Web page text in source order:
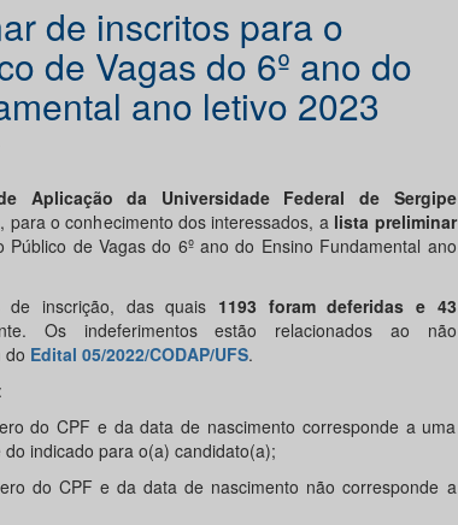
de inscritos para o
de Vagas do 6º ano do
ano letivo 2023
Aplicação da Universidade Federal de Sergipe
para o conhecimento dos interessados, a lista preliminar
de Vagas do 6º ano do Ensino Fundamental ano
de inscrição, das quais 1193 foram deferidas e 43
Os indeferimentos estão relacionados ao não
do Edital 05/2022/CODAP/UFS.
do CPF e da data de nascimento corresponde a uma
indicado para o(a) candidato(a);
do CPF e da data de nascimento não corresponde a